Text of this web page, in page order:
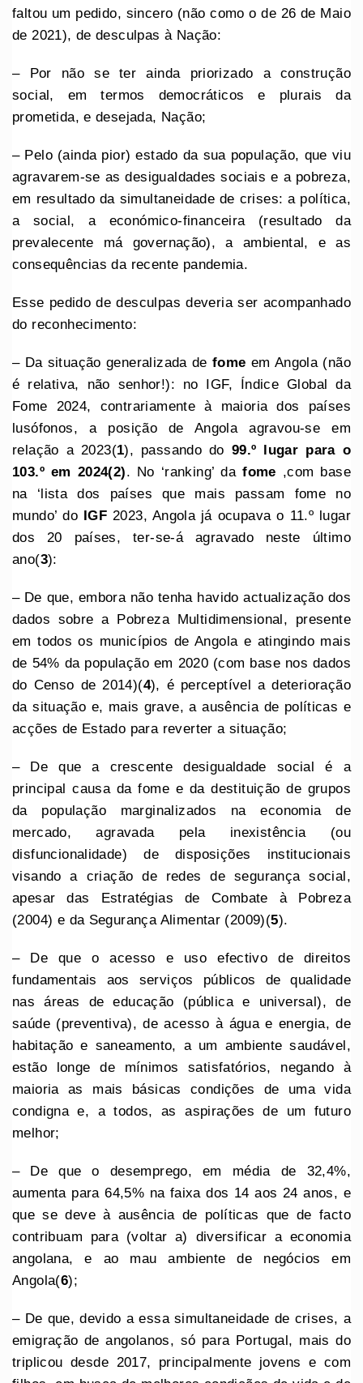
faltou um pedido, sincero (não como o de 26 de Maio
de 2021), de desculpas à Nação:
– Por não se ter ainda priorizado a construção
social, em termos democráticos e plurais da
prometida, e desejada, Nação;
– Pelo (ainda pior) estado da sua população, que viu
agravarem-se as desigualdades sociais e a pobreza,
em resultado da simultaneidade de crises: a política,
a social, a económico-financeira (resultado da
prevalecente má governação), a ambiental, e as
consequências da recente pandemia.
Esse pedido de desculpas deveria ser acompanhado
do reconhecimento:
– Da situação generalizada de fome em Angola (não
é relativa, não senhor!): no IGF, Índice Global da
Fome 2024, contrariamente à maioria dos países
lusófonos, a posição de Angola agravou-se em
relação a 2023(1), passando do 99.º lugar para o
103.º em 2024(2). No ‘ranking’ dafome ,com base
na ‘lista dos países que mais passam fome no
mundo’ do IGF 2023, Angola já ocupava o 11.º lugar
dos 20 países, ter-se-á agravado neste último
ano(3):
– De que, embora não tenha havido actualização dos
dados sobre a Pobreza Multidimensional, presente
em todos os municípios de Angola e atingindo mais
de 54% da população em 2020 (com base nos dados
do Censo de 2014)(4), é perceptível a deterioração
da situação e, mais grave, a ausência de políticas e
acções de Estado para reverter a situação;
– De que a crescente desigualdade social é a
principal causa da fome e da destituição de grupos
da população marginalizados na economia de
mercado, agravada pela inexistência (ou
disfuncionalidade) de disposições institucionais
visando a criação de redes de segurança social,
apesar das Estratégias de Combate à Pobreza
(2004) e da Segurança Alimentar (2009)(5).
– De que o acesso e uso efectivo de direitos
fundamentais aos serviços públicos de qualidade
nas áreas de educação (pública e universal), de
saúde (preventiva), de acesso à água e energia, de
habitação e saneamento, a um ambiente saudável,
estão longe de mínimos satisfatórios, negando à
maioria as mais básicas condições de uma vida
condigna e, a todos, as aspirações de um futuro
melhor;
– De que o desemprego, em média de 32,4%,
aumenta para 64,5% na faixa dos 14 aos 24 anos, e
que se deve à ausência de políticas que de facto
contribuam para (voltar a) diversificar a economia
angolana, e ao mau ambiente de negócios em
Angola(6);
– De que, devido a essa simultaneidade de crises, a
emigração de angolanos, só para Portugal, mais do
triplicou desde 2017, principalmente jovens e com